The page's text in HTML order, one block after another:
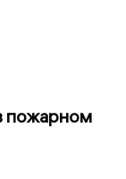
пожарном